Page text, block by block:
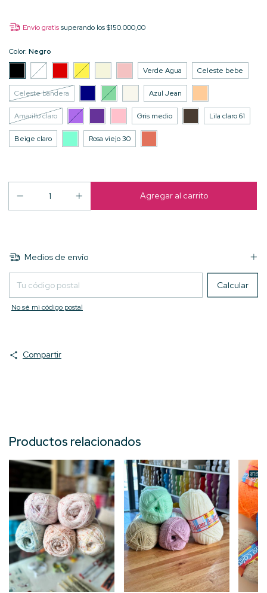
Envío gratis superando los$150.000,00
Color: Negro
Verde Agua
Celeste bebe
Celeste bandera Azul Jean
Amarillo claro Gris medio Lila claro 61
Beige claro Rosa viejo 30
Medios de envío
Entregas para el CP:
Calcular
No sé mi código postal
Compartir
Productos relacionados